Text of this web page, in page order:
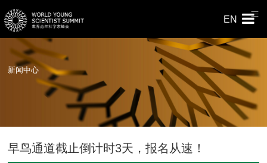
EN
新闻中心
早鸟通道截止倒计时3天，报名从速！